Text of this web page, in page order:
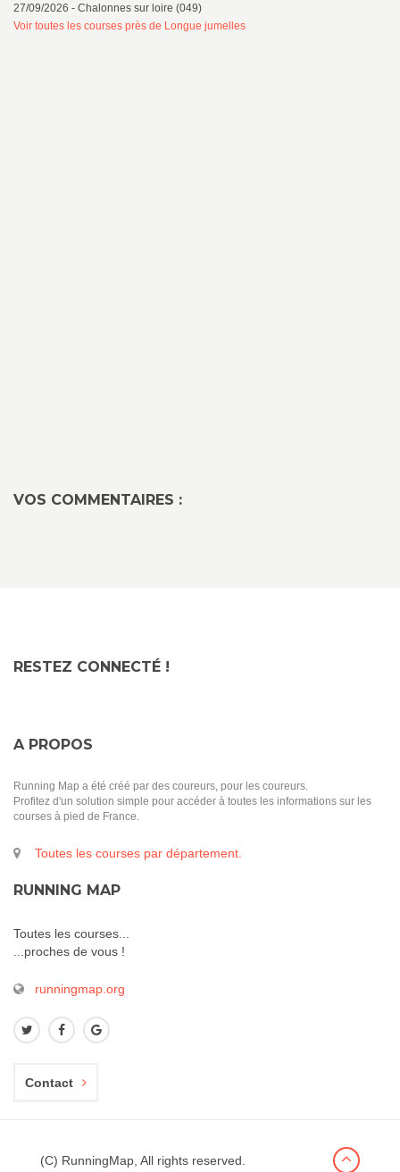
27/09/2026 - Chalonnes sur loire (049)
Voir toutes les courses près de Longue jumelles
VOS COMMENTAIRES :
RESTEZ CONNECTÉ !
A PROPOS
Running Map a été créé par des coureurs, pour les coureurs.
Profitez d'un solution simple pour accéder à toutes les informations sur les
courses à pied de France.
Toutes les courses par département.
RUNNING MAP
Toutes les courses...
...proches de vous !
runningmap.org
Contact
(C) RunningMap, All rights reserved.